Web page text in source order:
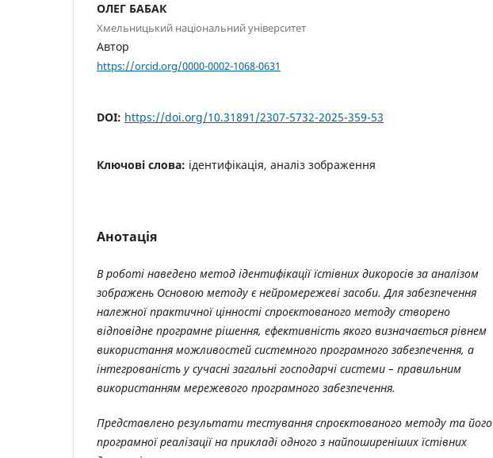
ОЛЕГ БАБАК
Хмельницький національний університет
Автор
https://orcid.org/0000-0002-1068-0631
DOI: https://doi.org/10.31891/2307-5732-2025-359-53
Ключові слова: ідентифікація, аналіз зображення
Анотація
В роботі наведено метод ідентифікації їстівних дикоросів за аналізом
зображень Основою методу є нейромережеві засоби. Для забезпечення
належної практичної цінності спроєктованого методу створено
відповідне програмне рішення, ефективність якого визначається рівнем
використання можливостей системного програмного забезпечення, а
інтегрованість у сучасні загальні господарчі системи – правильним
використанням мережевого програмного забезпечення.
Представлено результати тестування спроєктованого методу та його
програмної реалізації на прикладі одного з найпоширеніших їстівних